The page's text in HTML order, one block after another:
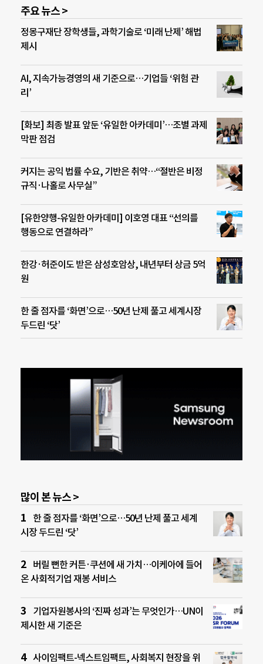
주요 뉴스 >
정몽구재단 장학생들, 과학기술로 ‘미래 난제’ 해법
제시
AI, 지속가능경영의 새 기준으로…기업들 ‘위험 관
리’
[화보] 최종 발표 앞둔 ‘유일한 아카데미’…조별 과제
막판 점검
커지는 공익 법률 수요, 기반은 취약…“절반은 비정
규직·나홀로 사무실”
[유한양행-유일한 아카데미] 이호영 대표 “선의를
행동으로 연결하라”
한강·허준이도 받은 삼성호암상, 내년부터 상금 5억
원
한 줄 점자를 ‘화면’으로…50년 난제 풀고 세계시장
두드린 ‘닷’
많이 본 뉴스 >
한 줄 점자를 ‘화면’으로…50년 난제 풀고 세계
시장 두드린 ‘닷’
버릴 뻔한 커튼·쿠션에 새 가치…이케아에 들어
온 사회적기업 재봉 서비스
기업자원봉사의 ‘진짜 성과’는 무엇인가…UN이
제시한 새 기준은
사이임팩트-넥스트임팩트, 사회복지 현장을 위